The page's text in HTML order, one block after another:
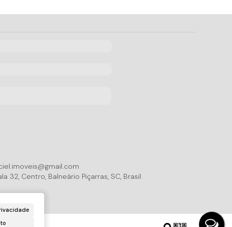
32, Centro, Balneário Piçarras, SC, Brasil